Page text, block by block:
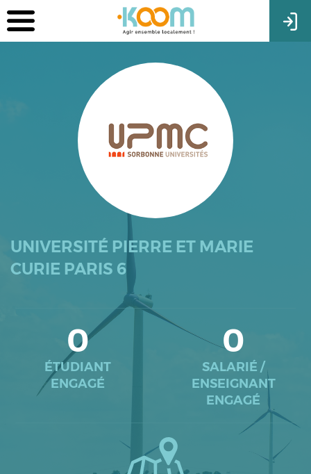
UNIVERSITÉ PIERRE ET MARIE
CURIE PARIS 6
0
ÉTUDIANT
ENGAGÉ
0
SALARIÉ /
ENSEIGNANT
ENGAGÉ